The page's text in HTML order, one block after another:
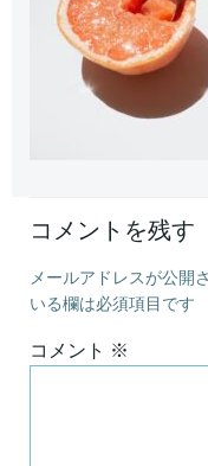
コメントを残す
メールアドレスが公開
いる欄は必須項目です
コメント ※